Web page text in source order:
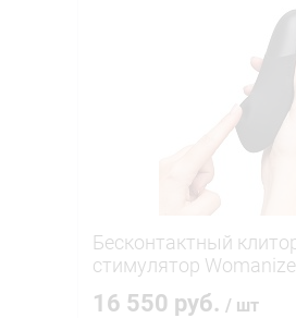
Бесконтактный
стимулятор
вибрацией,черный
16 550 руб. / шт